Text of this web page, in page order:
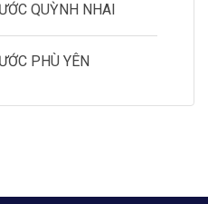
QUỲNH NHAI
PHÙ YÊN